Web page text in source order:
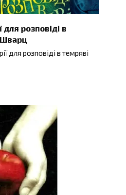
для розповіді в
Шварц
для розповіді в темряві